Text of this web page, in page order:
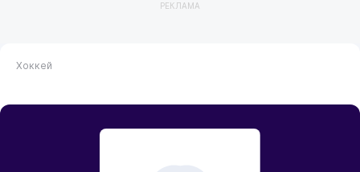
РЕКЛАМА
Хоккей